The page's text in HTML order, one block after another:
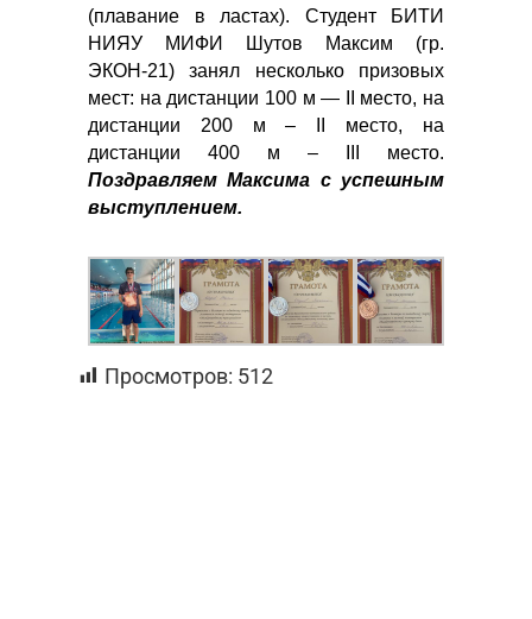
(плавание в ластах). Студент БИТИ
НИЯУ МИФИ Шутов Максим (гр.
ЭКОН-21) занял несколько призовых
мест: на дистанции 100 м — II место, на
дистанции 200 м – II место, на
дистанции 400 м – III место.
Поздравляем Максима с успешным
выступлением.
Просмотров: 512